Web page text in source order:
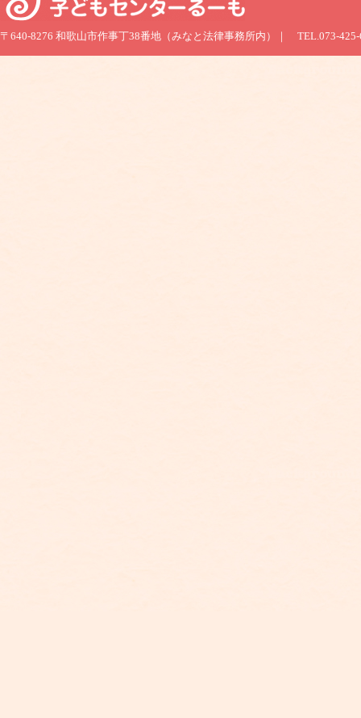
〒640-8276 和歌山市作事丁38番地（みなと法律事務所内）｜ TEL.073-425-